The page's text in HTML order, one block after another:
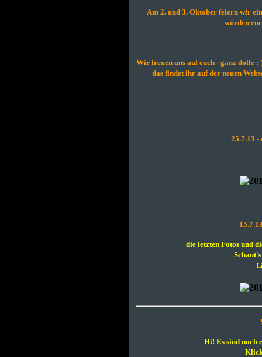
Am 2. und 3. Oktober feiern wir
würden
Wir freuen uns auf euch - ganz dolle
das findet ihr auf der neuen
25.7.13 -
die letzten Fotos und
Hi! Es sind noch